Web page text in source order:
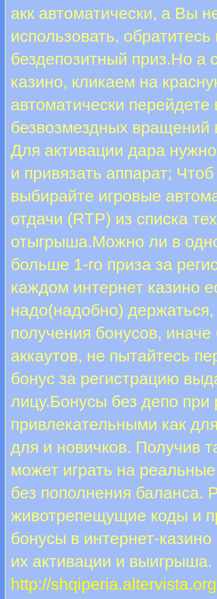
акк автоматически, а Вы
использовать,
бездепозитный приз.Но
казино, кликаем на
автоматически
безвозмездных вращений
Для активации дара
и привязать аппарат;
выбирайте игровые
отдачи (RTP) из списка
отыгрыша.Можно ли в
больше 1-го приза за
каждом интернет казино
надо(надобно)
получения бонусов,
аккаутов, не пытайтесь
бонус за регистрацию
лицу.Бонусы без депо
привлекательными как
для и новичков. Получив
может играть на
без пополнения баланса.
животрепещущие коды и
бонусы в интернет-
их активации и выигрыша.
http://